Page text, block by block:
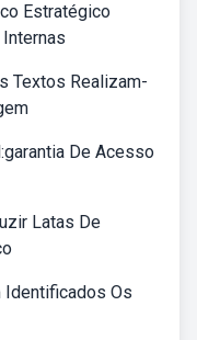
Estratégico
Textos Realizam-
De Acesso
Latas De
Identificados Os